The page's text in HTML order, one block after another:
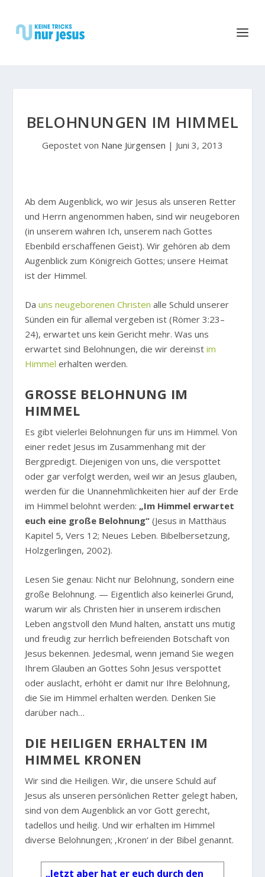
BELOHNUNGEN IM HIMMEL
Gepostet von Nane Jürgensen | Juni 3, 2013
Ab dem Augenblick, wo wir Jesus als unseren Retter
und Herrn angenommen haben, sind wir neugeboren
(in unserem wahren Ich, unserem nach Gottes
Ebenbild erschaffenen Geist). Wir gehören ab dem
Augenblick zum Königreich Gottes; unsere Heimat
ist der Himmel.
Dauns neugeborenen Christen alle Schuld unserer
Sünden ein für allemal vergeben ist (Römer 3:23–
24), erwartet uns kein Gericht mehr. Was uns
erwartet sind Belohnungen, die wir dereinstim
Himmel erhalten werden.
GROSSE BELOHNUNG IM H
IMMEL
Es gibt vielerlei Belohnungen für uns im Himmel. Von
einer redet Jesus im Zusammenhang mit der
Bergpredigt. Diejenigen von uns, die verspottet
oder gar verfolgt werden, weil wir an Jesus glauben,
werden für die Unannehmlichkeiten hier auf der Erde
im Himmel belohnt werden: „Im Himmel erwartet
euch eine große Belohnung“ (Jesus in Matthäus
Kapitel 5, Vers 12; Neues Leben. Bibelbersetzung,
Holzgerlingen, 2002).
Lesen Sie genau: Nicht nur Belohnung, sondern eine
große Belohnung. — Eigentlich also keinerlei Grund,
warum wir als Christen hier in unserem irdischen
Leben angstvoll den Mund halten, anstatt uns mutig
und freudig zur herrlich befreienden Botschaft von
Jesus bekennen. Jedesmal, wenn jemand Sie wegen
Ihrem Glauben an Gottes Sohn Jesus verspottet
oder auslacht, erhöht er damit nur Ihre Belohnung,
die Sie im Himmel erhalten werden. Denken Sie
darüber nach…
DIE HEILIGEN ERHALTEN IM
HIMMEL KRONEN
Wir sind die Heiligen. Wir, die unsere Schuld auf
Jesus als unseren persönlichen Retter gelegt haben,
sind von dem Augenblick an vor Gott gerecht,
tadellos und heilig. Und wir erhalten im Himmel
diverse Belohnungen; ‚Kronen‘ in der Bibel genannt.
„Jetzt aber hat er euch durch den